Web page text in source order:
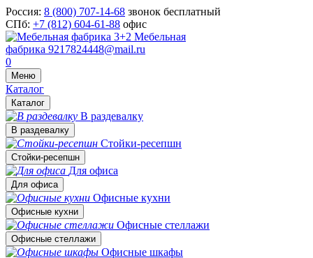
Россия: 8 (800) 707-14-68 звонок бесплатный
СПб: +7 (812) 604-61-88 офис
Мебельная
фабрика 9217824448@mail.ru
0
Меню
Каталог
Каталог
В раздевалку
В раздевалку
Стойки-ресепшн
Стойки-ресепшн
Для офиса
Для офиса
Офисные кухни
Офисные кухни
Офисные стеллажи
Офисные стеллажи
Офисные шкафы